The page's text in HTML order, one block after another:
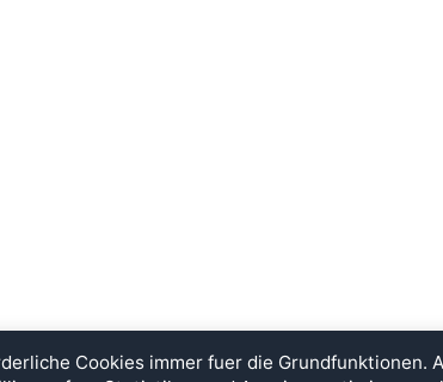
Cookies immer fuer die Grundfunktionen.